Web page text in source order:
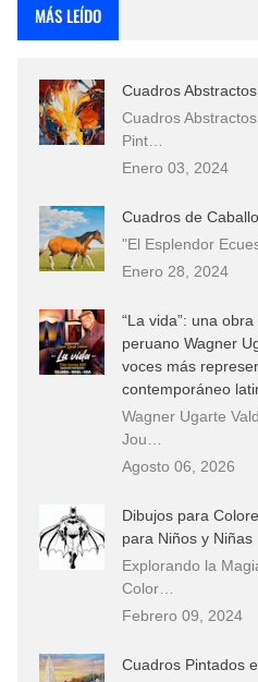
MÁS LEÍDO
Cuadros
Cuadros
Pint…
Enero 03, 2024
Cuadros de
"El Esplendor
Enero 28, 2024
“La vida”: una
peruano Wagner
voces más
contemporáneo
Wagner Ugarte
Jou…
Agosto 06, 2026
Dibujos para
para Niños y Niñas
Explorando la
Color…
Febrero 09, 2024
Cuadros Pintados